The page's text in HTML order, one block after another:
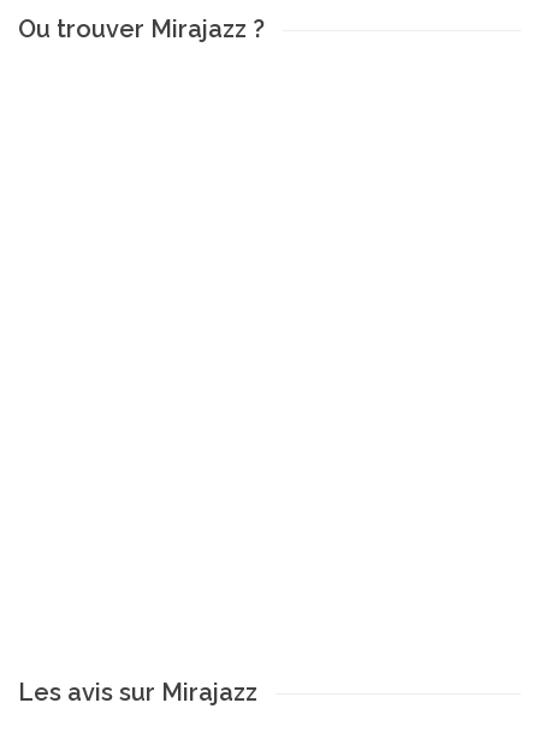
Ou trouver Mirajazz ?
Les avis sur Mirajazz